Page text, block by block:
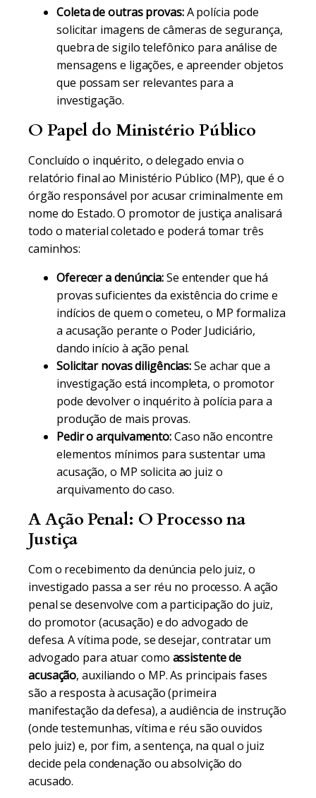
Coleta de outras provas:A polícia pode
solicitar imagens de câmeras de segurança,
quebra de sigilo telefônico para análise de
mensagens e ligações, e apreender objetos
que possam ser relevantes para a
investigação.
O Papel do Ministério Público
Concluído o inquérito, o delegado envia o
relatório final ao Ministério Público (MP), que é o
órgão responsável por acusar criminalmente em
nome do Estado. O promotor de justiça analisará
todo o material coletado e poderá tomar três
caminhos:
Oferecer a denúncia:Se entender que há
provas suficientes da existência do crime e
indícios de quem o cometeu, o MP formaliza
a acusação perante o Poder Judiciário,
dando início à ação penal.
Solicitar novas diligências:Se achar que a
investigação está incompleta, o promotor
pode devolver o inquérito à polícia para a
produção de mais provas.
Pedir o arquivamento:Caso não encontre
elementos mínimos para sustentar uma
acusação, o MP solicita ao juiz o
arquivamento do caso.
A Ação Penal: O Processo na
Justiça
Com o recebimento da denúncia pelo juiz, o
investigado passa a ser réu no processo. A ação
penal se desenvolve com a participação do juiz,
do promotor (acusação) e do advogado de
defesa. A vítima pode, se desejar, contratar um
advogado para atuar como assistente de
acusação, auxiliando o MP. As principais fases
são a resposta à acusação (primeira
manifestação da defesa), a audiência de instrução
(onde testemunhas, vítima e réu são ouvidos
pelo juiz) e, por fim, a sentença, na qual o juiz
decide pela condenação ou absolvição do
acusado.